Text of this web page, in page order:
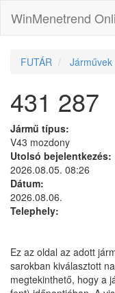
WinMenetrend
FUTÁR Járművek
431 287
Jármű típus:
V43 mozdony
Utolsó bejelentkezés:
2026.08.05. 08:26
Dátum:
2026.08.06.
Telephely:
Ez az oldal az adott
sarokban kiválasztott
megtekinthető, hogy a